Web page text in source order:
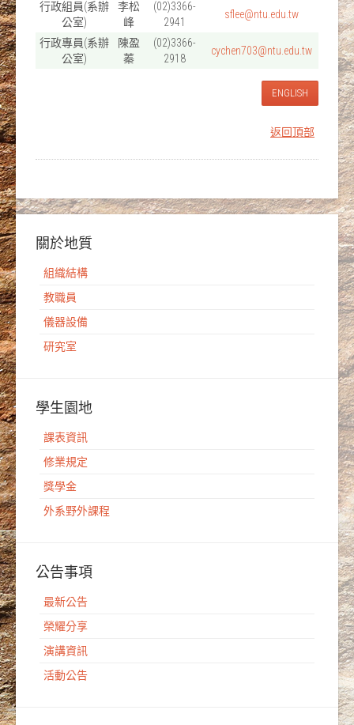
行政組員(系辦
公室)
李松
峰
(02)3366-
2941
sflee@ntu.edu.tw
行政專員(系辦
公室)
陳盈
蓁
(02)3366-
2918
cychen703@ntu.edu.tw
ENGLISH
返回頂部
關於地質
組織結構
教職員
儀器設備
研究室
學生園地
課表資訊
修業規定
獎學金
外系野外課程
公告事項
最新公告
榮耀分享
演講資訊
活動公告